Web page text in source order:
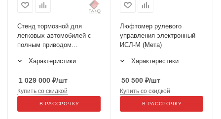
Стенд тормозной для
легковых автомобилей с
полным приводом
Характеристики
1 029 000 ₽/шт
Купить со скидкой
В РАССРОЧКУ
Люфтомер рулевого
управления электронный
ИСЛ-М (Мета)
Характеристики
50 500 ₽/шт
Купить со скидкой
В РАССРОЧКУ